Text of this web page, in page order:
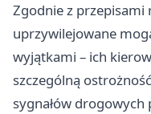
Zgodnie z
uprzywilejowane
wyjątkami – ich
szczególną
sygnałów